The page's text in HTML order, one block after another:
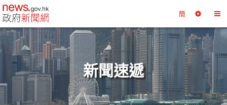
政府新聞網主頁 簡
擇
工
具
換
錄
新聞速遞